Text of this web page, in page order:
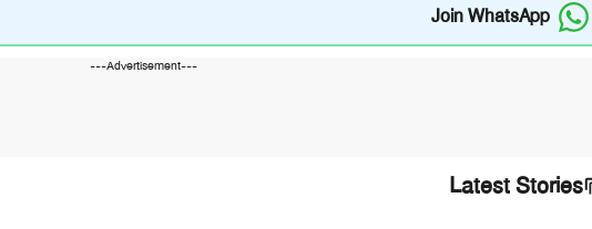
Join WhatsApp
---Advertisement---
Latest Stories